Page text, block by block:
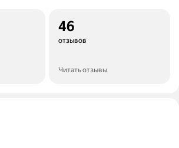
46
отзывов
Читать отзывы